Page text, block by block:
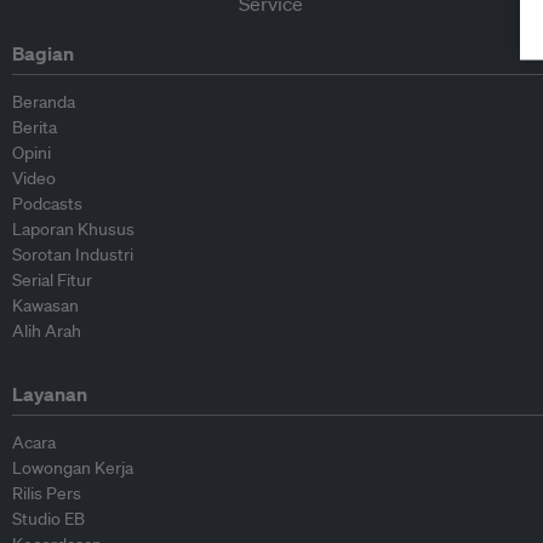
Bagian
Beranda
Berita
Opini
Video
Podcasts
Laporan Khusus
Sorotan Industri
Serial Fitur
Kawasan
Alih Arah
Layanan
Acara
Lowongan Kerja
Rilis Pers
Studio EB